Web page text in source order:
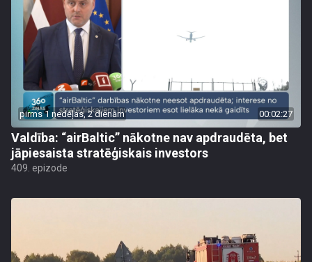
pirms 1 nedēļas, 2 dienām 00:02:27
Valdība: “airBaltic” nākotne nav apdraudēta, bet
jāpiesaista stratēģiskais investors
409. epizode